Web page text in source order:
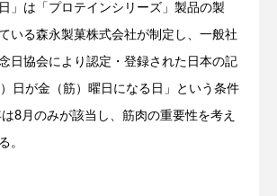
」は「プロテインシリーズ」製品の製
いる森永製菓株式会社が制定し、一般社
日協会により認定・登録された日本の記
日が金（筋）曜日になる日」という条件
8月のみが該当し、筋肉の重要性を考え
。